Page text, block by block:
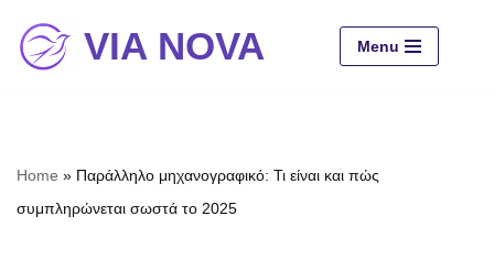
ΜεταπηδήστεVIA NOVA Menu
Home » Παράλληλο μηχανογραφικό: Τι είναι και πώς
συμπληρώνεται σωστά το 2025